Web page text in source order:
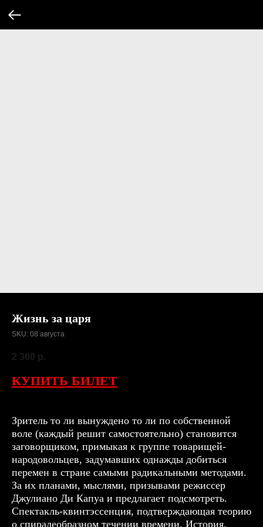
Жизнь за царя
SKU: 08 августа
2 300 р.
КУПИТЬ БИЛЕТ
Зритель то ли вынуждено то ли по собственной
воле (каждый решит самостоятельно) становится
заговорщиком, примыкая к группе товарищей-
народовольцев, задумавших однажды добиться
перемен в стране самыми радикальными методами.
За их планами, мыслями, призывами режиссер
Джулиано Ди Капуа и предлагает подсмотреть.
Спектакль-квинтэссенция, подтверждающая теорию
о спиралеобразном течении времени. История,